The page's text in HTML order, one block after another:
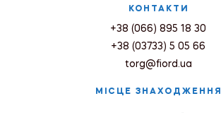
КОНТАКТИ
+38 (066) 895 18 30
+38 (03733) 5 05 66
torg@fiord.ua
МІСЦЕ ЗНАХОДЖЕННЯ